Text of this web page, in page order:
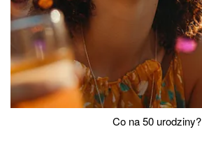
Co na 50 urodziny?